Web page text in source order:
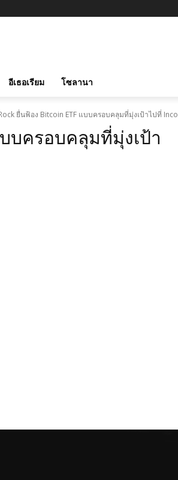
อีเธอเรียม โซลานา
ยื่นฟ้อง Bitcoin ETF แบบครอบคลุมที่มุ่งเป้าไปที่ Inco
บครอบคลุมที่มุ่งเป้า